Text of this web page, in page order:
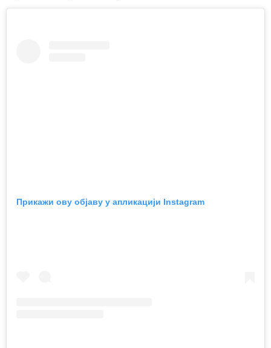
Прикажи ову објаву у апликацији Instagram